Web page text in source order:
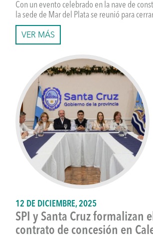
Con un evento celebrado en la nave de
la sede de Mar del Plata se reunió para
VER MÁS
12 DE DICIEMBRE, 2025
SPI y Santa Cruz formalizan
contrato de concesión en